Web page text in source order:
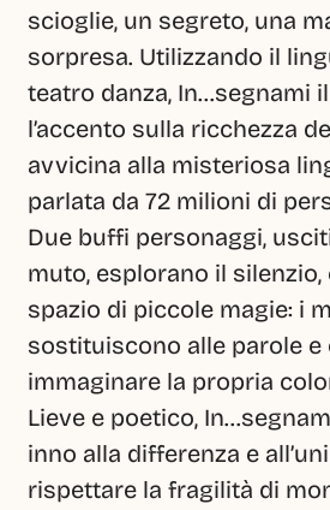
scioglie, un segreto, una
sorpresa. Utilizzando il
teatro danza, In…segnami
l’accento sulla ricchezza
avvicina alla misteriosa
parlata da 72 milioni di
Due buffi personaggi,
muto, esplorano il silenzio,
spazio di piccole magie: i
sostituiscono alle parole e
immaginare la propria
Lieve e poetico,
inno alla differenza e
rispettare la fragilità di